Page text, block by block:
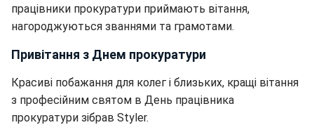
працівники прокуратури приймають вітання,
нагороджуються званнями та грамотами.
Привітання з Днем прокуратури
Красиві побажання для колег і близьких, кращі вітання
з професійним святом в День працівника
прокуратури зібрав Styler.